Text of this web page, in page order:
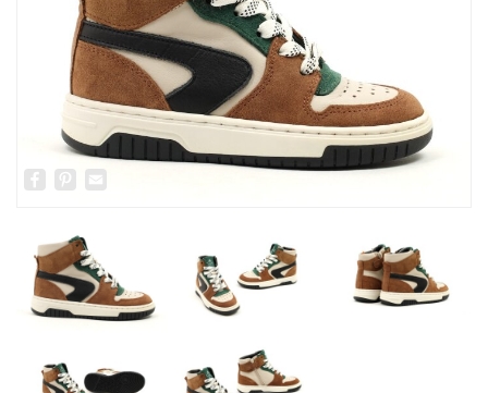
Facebook
Pinterest